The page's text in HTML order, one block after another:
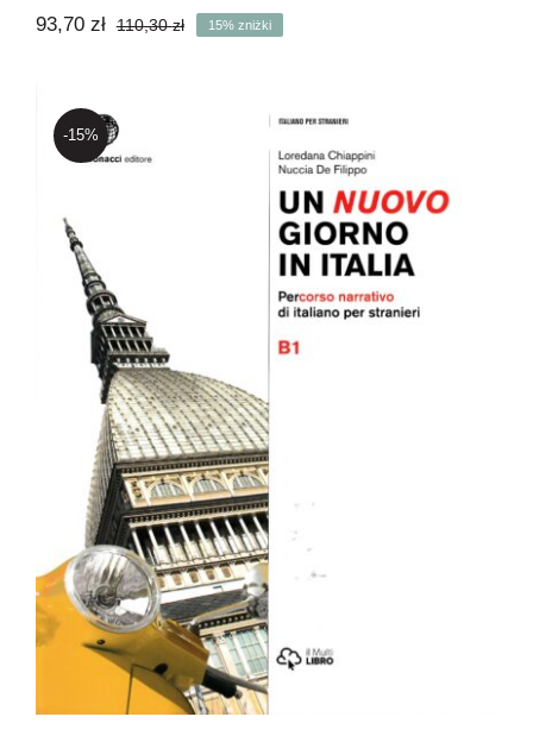
110,30złPierwotna
93,70 zł
Aktualna
15% zniżki
-15%
Un nuovo giorno in Italia B1